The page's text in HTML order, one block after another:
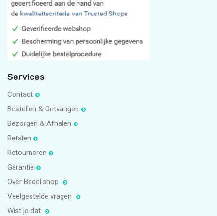
5
Services
Contact
Bestellen & Ontvangen
Bezorgen & Afhalen
Betalen
Retourneren
Garantie
Over Bedel.shop
Veelgestelde vragen
Wist je dat